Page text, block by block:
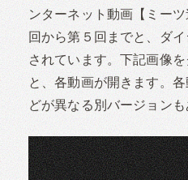
ンターネット動画【ミー
回から第５回までと、ダ
されています。下記画像
と、各動画が開きます。
どが異なる別バージョンも